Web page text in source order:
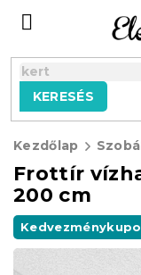
tartalomhoz
KERESÉS
Kezdőlap
Frottír
200 cm